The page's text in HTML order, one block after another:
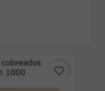
favorite_border